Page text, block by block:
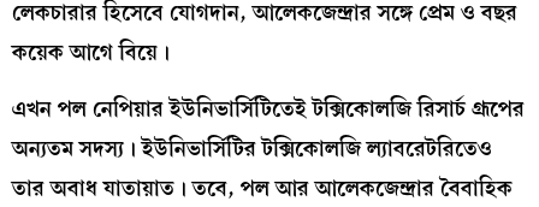
লেকচারার হিসেবে যোগদান, আলেকজেন্দ্রার সঙ্গে প্রেম ও বছর
কয়েক আগে বিয়ে।
এখন পল নেপিয়ার ইউনিভার্সিটিতেই টক্সিকোলজি রিসার্চ গ্রূপের
অন্যতম সদস্য। ইউনিভার্সিটির টক্সিকোলজি ল্যাবরেটরিতেও
তার অবাধ যাতায়াত। তবে, পল আর আলেকজেন্দ্রার বৈবাহিক